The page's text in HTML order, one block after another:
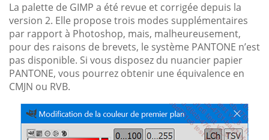
La palette de GIMP a été revue et corrigée depuis la
version 2. Elle propose trois modes supplémentaires
par rapport à Photoshop, mais, malheureusement,
pour des raisons de brevets, le système PANTONE n’est
pas disponible. Si vous disposez du nuancier papier
PANTONE, vous pourrez obtenir une équivalence en
CMJN ou RVB.